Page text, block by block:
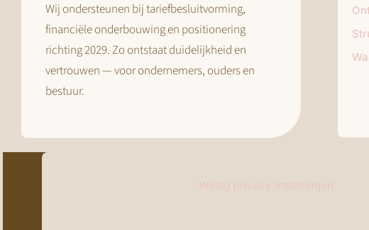
Wij ondersteunen bij tariefbesluitvorming,
financiële onderbouwing en positionering
richting 2029. Zo ontstaat duidelijkheid en
vertrouwen — voor ondernemers, ouders en
bestuur.